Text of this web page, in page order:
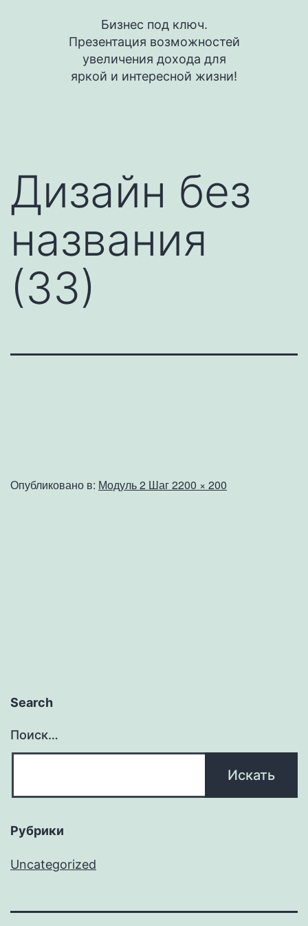
содержимому
Бизнес под ключ.
Презентация возможностей
увеличения дохода для
яркой и интересной жизни!
Дизайн без
названия
(33)
Опубликовано в: Модуль 2 Шаг 2Полный
200 × 200
Search
Поиск…
Рубрики
Uncategorized